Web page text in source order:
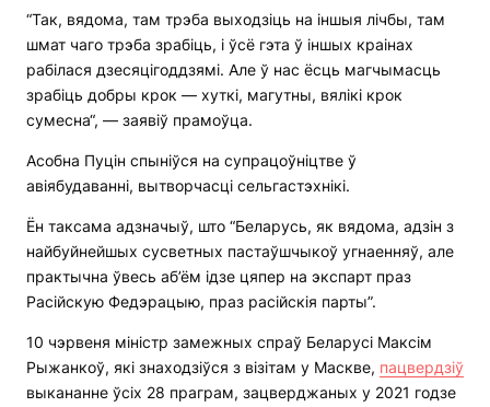
“Так, вядома, там трэба выходзіць на іншыя лічбы, там
шмат чаго трэба зрабіць, і ўсё гэта ў іншых краінах
рабілася дзесяцігоддзямі. Але ў нас ёсць магчымасць
зрабіць добры крок — хуткі, магутны, вялікі крок
сумесна“, — заявіў прамоўца.
Асобна Пуцін спыніўся на супрацоўніцтве ў
авіябудаванні, вытворчасці сельгастэхнікі.
Ён таксама адзначыў, што “Беларусь, як вядома, адзін з
найбуйнейшых сусветных пастаўшчыкоў угнаенняў, але
практычна ўвесь аб’ём ідзе цяпер на экспарт праз
Расійскую Федэрацыю, праз расійскія парты”.
10 чэрвеня міністр замежных спраў Беларусі Максім
Рыжанкоў, які знаходзіўся з візітам у Маскве, пацвердзіў
выкананне ўсіх 28 праграм, зацверджаных у 2021 годзе